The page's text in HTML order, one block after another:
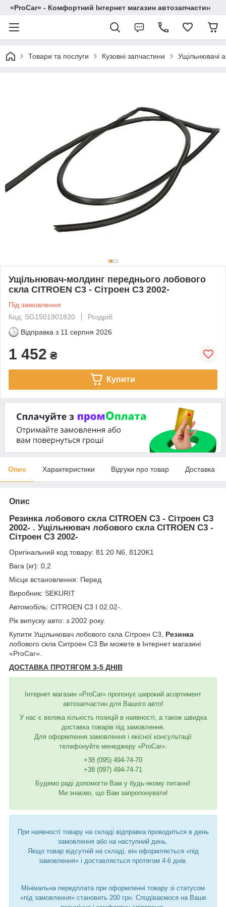
«ProCar» - Комфортний Інтернет магазин автозапчастин
Товари та послуги Кузовні запчастини Ущільнювачі
Ущільнювач-молдинг переднього лобового
скла CITROEN C3 - Сітроен С3 2002-
Під замовлення
Код: SG1501901820
Роздріб
Відправка з 11 серпня 2026
1 452 ₴
Купити
Опис Характеристики Відгуки про товар Доставка
Опис
Резинка лобового скла CITROEN C3 - Сітроен С3
2002- . Ущільнювач лобового скла CITROEN C3 -
Сітроен С3 2002-
Оригінальний код товару: 81 20 N6, 8120K1
Вага (кг): 0,2
Місце встановлення: Перед
Виробник: SEKURIT
Автомобіль: CITROEN C3 I 02.02-.
Рік випуску авто: з 2002 року.
Купити Ущільнювач лобового скла Сітроен С3, Резинка
лобового скла Ситроен С3 Ви можете в Інтернет магазині
«ProCar».
ДОСТАВКА ПРОТЯГОМ 3-5 ДНІВ
Інтернет магазин «ProCar» пропонує широкий асортимент
автозапчастин для Вашого авто!
У нас є велика кількість позицій в наявності, а також швидка
доставка товарів під замовлення.
Для оформлення замовлення і якісної консультації
телефонуйте менеджеру «ProCar»:
+38 (095) 494-74-70
+38 (097) 494-74-71
Будемо раді допомогти Вам у будь-якому питанні!
Ми знаємо, що Вам запропонувати!
При наявності товару на складі відправка проводиться в день
замовлення або на наступний день.
Якщо товар відсутній на складі, він оформляється «під
замовлення» і доставляється протягом 4-6 днів.
Мінімальна передплата при оформленні товару зі статусом
«під замовлення» становить 200 грн. Сподіваємося на Ваше